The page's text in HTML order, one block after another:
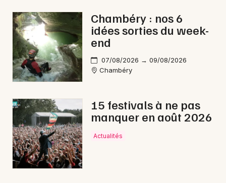
Newsletter des sorties
Artistes en tournée
Actus à Bourg-Saint-Maurice
Chambéry : nos 6
idées sorties du week-
end
07/08/2026 → 09/08/2026
Chambéry
15 festivals à ne pas
manquer en août 2026
Actualités